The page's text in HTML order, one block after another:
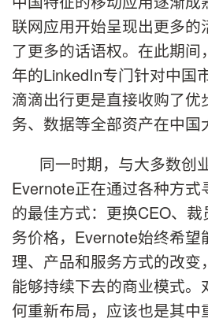
联网应用开始呈现出更多的
了更多的话语权。在此期间
年的LinkedIn专门针对中国
滴滴出行更是直接收购了优
务、数据等全部资产在中国
同一时期，与大多数创
Evernote正在通过各种方式
的最佳方式：更换CEO、
务价格，Evernote始终希望
理、产品和服务方式的改变
能够持续下去的商业模式。
何重新布局，应该也是其中